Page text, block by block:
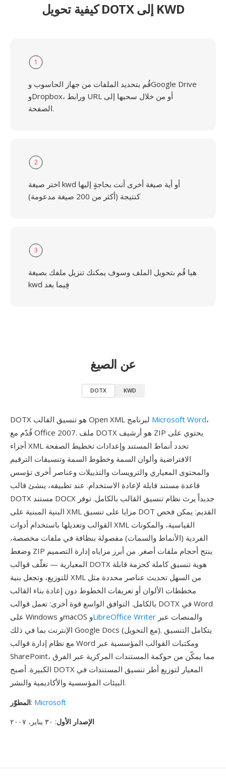
كيفية تحويل DOTX إلى KWD
1
قُم بتحديد الملفات من جهاز الحاسوب وGoogle Drive
وDropbox، ورابط URL أو من خلال سحبها إلى
الصفحة.
2
اختر صيغة kwd أو أية صيغة أخرى أنت بحاجةٍ إليها
كنتيجة (أكثر من 200 صيغة مدعومة)
3
هيا قُم بتحويل الملف وسوف يمكنك تنزيل ملفك بصيغة
kwd فِيما بعد
عن الصيغ
DOTX KWD
Microsoft Word،
قُدّم مع Office 2007. ملف DOTX هو أرشيف ZIP يحتوي على
أجزاء XML تحدد أنماط المستند وإعدادات تخطيط الصفحة
الافتراضية وألوان السمة وخطوط السمة وتنسيقات الترقيم
والمحتوى المعياري والترويسات والتذييلات وعناصر أخرى تؤسس
قاعدة مستند قابلة لإعادة الاستخدام. عند تطبيقه، ينشئ قالب
DOTX مستند DOCX جديداً يرث نظام تنسيق القالب بالكامل. توفر
البنية المبنية على XML مزايا على تنسيق DOT القديم: يمكن فحص
القوالب وتعديلها باستخدام أدوات XML القياسية، والمكونات
الفردية (الأنماط والسمات) مفصولة بنظافة في ملفات مخصصة،
وضغط ZIP ينتج أحجام ملفات أصغر. من أبرز مزاياه إدارة التصميم
المعيارية — تغلّف قوالب DOTX هوية تنسيق كاملة كحزمة قابلة
للتوزيع، وتجعل بنية XML من السهل تحديث عناصر محددة مثل
مخططات الألوان أو تعريفات الخطوط دون إعادة بناء القالب
بالكامل. التوافق الواسع قوة أخرى: تعمل قوالب DOTX في Word
على Windows وmacOS وLibreOffice Writer
الإنترنت بما في ذلك Google Docs (مع التحويل). يتكامل التنسيق
مع نظام إدارة قوالب Word ومكتبات القوالب المؤسسية عبر
SharePoint، مما يمكّن من حوكمة المستندات المركزية عبر الفرق
الكبيرة. أصبح DOTX المعيار لتوزيع أطر تنسيق المستندات في
البيئات المؤسسية والأكاديمية والنشر.
المطوّر: Microsoft
الإصدار الأول: ٣٠ يناير، ٢٠٠٧